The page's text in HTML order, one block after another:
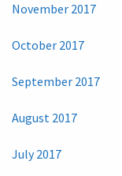
November 2017
October 2017
September 2017
August 2017
July 2017